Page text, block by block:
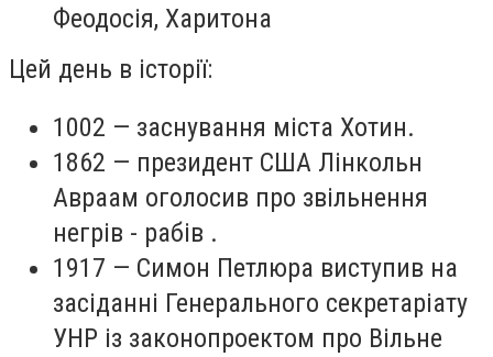
Феодосія, Харитона
Цей день в історії:
1002 — заснування міста Хотин.
1862 — президент США Лінкольн
Авраам оголосив про звільнення
негрів - рабів .
1917 — Симон Петлюра виступив на
засіданні Генерального секретаріату
УНР із законопроектом про Вільне